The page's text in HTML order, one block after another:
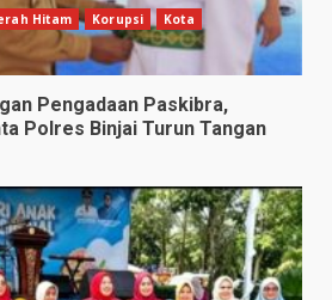
Hitam Korupsi
Kota
Pengadaan Paskibra,
Polres Binjai Turun Tangan